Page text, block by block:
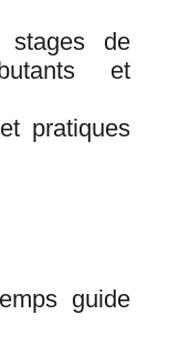
stages de
et
pratiques
guide